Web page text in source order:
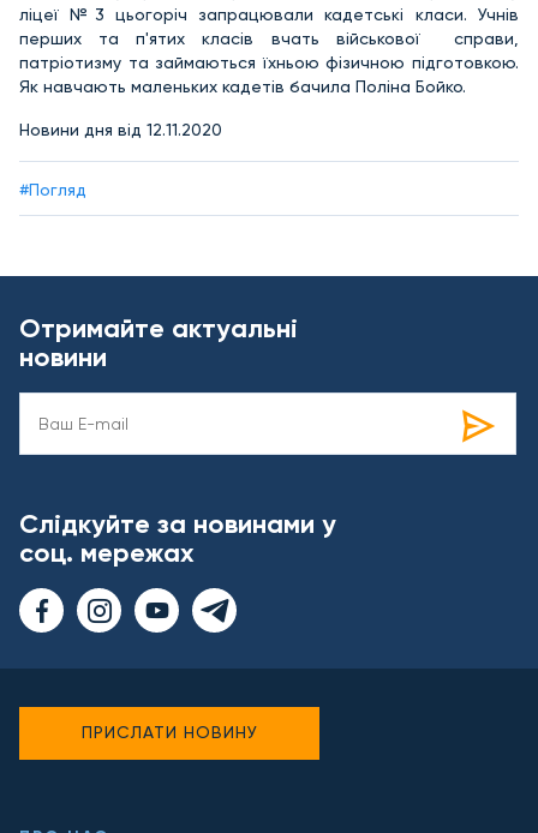
ліцеї №3 цьогоріч запрацювали кадетські класи. Учнів
перших та п'ятих класів вчать військової справи,
патріотизму та займаються їхньою фізичною підготовкою.
Як навчають маленьких кадетів бачила Поліна Бойко.
Новини дня від 12.11.2020
#Погляд
Отримайте актуальні
новини
Слідкуйте за новинами у
соц. мережах
ПРИСЛАТИ НОВИНУ